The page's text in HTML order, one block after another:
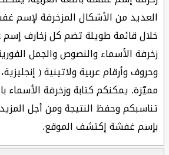
العديد من الأشكال المزخرفة لإسم
خلال قائمة طويلة تضم كل زخارف إسم
زخرفة الأسماء والنصوص والجمل
وحروف وأرقام عربية ولاتينية (
مميّزة. يمكنكم كتابة وزخرفة الأسماء
تناسبكم وحفظ النتيجة ومن أجل
بإسم غفشة إكتشف الموقع.